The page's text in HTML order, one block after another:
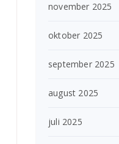
november 2025
oktober 2025
september 2025
august 2025
juli 2025